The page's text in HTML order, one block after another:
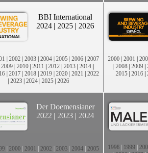
BBI International
2024 | 2025 | 2026
| 2002 | 2003 | 2004 | 2005 | 2006 | 2007
2009 | 2010 | 2011 | 2012 | 2013 | 2014 |
| 2017 | 2018 | 2019 | 2020 | 2021 | 2022
| 2023| 2024| 2025| 2026
2000 | 2001 |
| 2008 | 2009 |
2015 | 2016 |
Der Doemensianer
2022 | 2023 | 2024
2000 2001 2002 2003 2004 2005
1998 1999